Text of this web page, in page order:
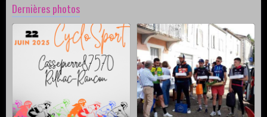
Dernières photos